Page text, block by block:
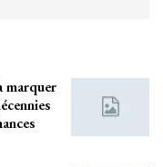
marquer